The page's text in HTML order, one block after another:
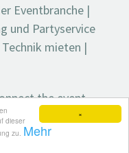
×
dieser
zu. Mehr
Eventbranche |
und Partyservice
mieten |
the event
/
und mehr